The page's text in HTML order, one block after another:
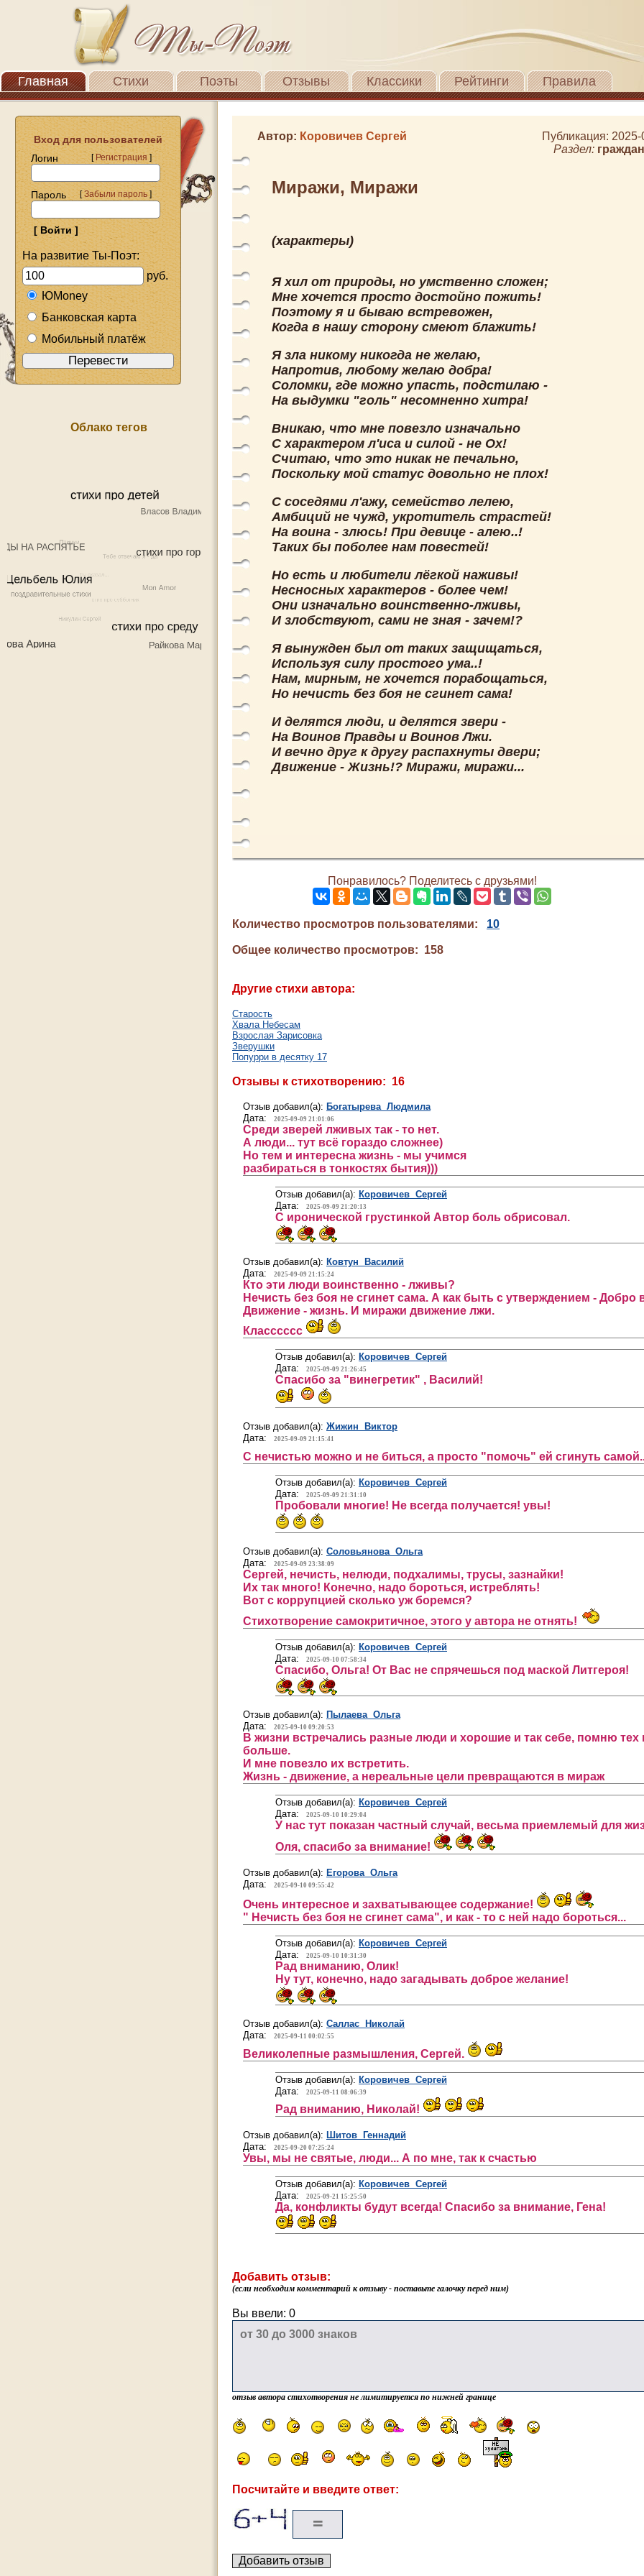
Главная Стихи Поэты Отзывы Классики Рейтинги Правила
Вход для пользователей
Логин
[Регистрация]
Пароль [Забыли пароль]
На развитие Ты-Поэт:
руб.
ЮMoney
Банковская карта
Мобильный платёж
Облако тегов
Автор: Коровичев Сергей
Публикация:
Раздел:
Миражи, Миражи
(характеры)
Я хил от природы, но умственно сложен;
Мне хочется просто достойно пожить!
Поэтому я и бываю встревожен,
Когда в нашу сторону смеют блажить!
Я зла никому никогда не желаю,
Напротив, любому желаю добра!
Соломки, где можно упасть, подстилаю -
На выдумки "голь" несомненно хитра!
Вникаю, что мне повезло изначально
С характером л'иса и силой - не Ох!
Считаю, что это никак не печально,
Поскольку мой статус довольно не плох!
С соседями л'ажу, семейство лелею,
Амбиций не чужд, укротитель страстей!
На воина - злюсь! При девице - алею..!
Таких бы поболее нам повестей!
Но есть и любители лёгкой наживы!
Несносных характеров - более чем!
Они изначально воинственно-лживы,
И злобствуют, сами не зная - зачем!?
Я вынужден был от таких защищаться,
Используя силу простого ума..!
Нам, мирным, не хочется порабощаться,
Но нечисть без боя не сгинет сама!
И делятся люди, и делятся звери -
На Воинов Правды и Воинов Лжи.
И вечно друг к другу распахнуты двери;
Движение - Жизнь!? Миражи, миражи...
Понравилось? Поделитесь с друзьями!
Количество просмотров пользователями: 10
Общее количество просмотров: 158
Другие стихи автора:
Старость
Хвала Небесам
Взрослая Зарисовка
Зверушки
Попурри в десятку 17
Отзывы к стихотворению: 16
Отзыв добавил(а): Богатырева Людмила
Дата:
2025-09-09 21:01:06
Среди зверей лживых так - то нет.
А люди... тут всё гораздо сложнее)
Но тем и интересна жизнь - мы учимся
разбираться в тонкостях бытия)))
Отзыв добавил(а): Коровичев Сергей
Дата:
2025-09-09 21:20:13
С иронической грустинкой Автор боль обрисовал.
Отзыв добавил(а): Ковтун Василий
Дата:
2025-09-09 21:15:24
Кто эти люди воинственно - лживы?
Нечисть без боя не сгинет сама. А как быть с утверждением - Добро
Движение - жизнь. И миражи движение лжи.
Класссссс
Отзыв добавил(а): Коровичев Сергей
Дата:
2025-09-09 21:26:45
Спасибо за "винегретик" , Василий!
Отзыв добавил(а): Жижин Виктор
Дата:
2025-09-09 21:15:41
С нечистью можно и не биться, а просто "помочь" ей сгинуть
Отзыв добавил(а): Коровичев Сергей
Дата:
2025-09-09 21:31:10
Пробовали многие! Не всегда получается! увы!
Отзыв добавил(а): Соловьянова Ольга
Дата:
2025-09-09 23:38:09
Сергей, нечисть, нелюди, подхалимы, трусы, зазнайки!
Их так много! Конечно, надо бороться, истреблять!
Вот с коррупцией сколько уж боремся?
Стихотворение самокритичное, этого у автора не отнять!
Отзыв добавил(а): Коровичев Сергей
Дата:
2025-09-10 07:58:34
Спасибо, Ольга! От Вас не спрячешься под маской Литгероя!
Отзыв добавил(а): Пылаева Ольга
Дата:
2025-09-10 09:20:53
В жизни встречались разные люди и хорошие и так себе, помню тех
больше.
И мне повезло их встретить.
Жизнь - движение, а нереальные цели превращаются в мираж
Отзыв добавил(а): Коровичев Сергей
Дата:
2025-09-10 10:29:04
У нас тут показан частный случай, весьма приемлемый для
Оля, спасибо за внимание!
Отзыв добавил(а): Егорова Ольга
Дата:
2025-09-10 09:55:42
Очень интересное и захватывающее содержание!
" Нечисть без боя не сгинет сама", и как - то с ней надо бороться...
Отзыв добавил(а): Коровичев Сергей
Дата:
2025-09-10 10:31:30
Рад вниманию, Олик!
Ну тут, конечно, надо загадывать доброе желание!
Отзыв добавил(а): Саллас Николай
Дата:
2025-09-11 00:02:55
Великолепные размышления, Сергей.
Отзыв добавил(а): Коровичев Сергей
Дата:
2025-09-11 08:06:39
Рад вниманию, Николай!
Отзыв добавил(а): Шитов Геннадий
Дата:
2025-09-20 07:25:24
Увы, мы не святые, люди... А по мне, так к счастью
Отзыв добавил(а): Коровичев Сергей
Дата:
2025-09-21 15:25:50
Да, конфликты будут всегда! Спасибо за внимание, Гена!
Добавить отзыв:
(если необходим комментарий к отзыву - поставьте галочку перед ним)
Вы ввели: 0
отзыв автора стихотворения не лимитируется по нижней границе
Посчитайте и введите ответ: